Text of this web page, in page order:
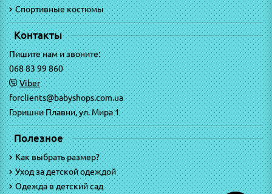
Спортивные костюмы
Контакты
Пишите нам и звоните:
068 83 99 860
Viber
forclients@babyshops.com.ua
Горишни Плавни, ул. Мира 1
Полезное
Как выбрать размер?
Уход за детской одеждой
Одежда в детский сад